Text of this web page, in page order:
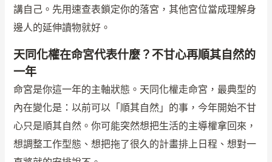
講自己。先用速查表鎖定你的落宮，其他宮位當成理解身
邊人的延伸讀物就好。
天同化權在命宮代表什麼？不甘心再順其自然的
一年
命宮是你這一年的主軸狀態。天同化權走命宮，最典型的
內在變化是：以前可以「順其自然」的事，今年開始不甘
心只是順其自然。你可能突然想把生活的主導權拿回來，
想調整工作型態、想把拖了很久的計畫排上日程、想對一